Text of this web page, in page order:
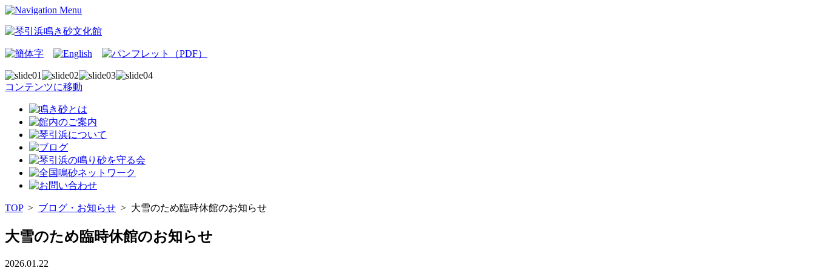
コンテンツに移動
TOP> ブログ・お知らせ > 大雪のため臨時休館のお知らせ
大雪のため臨時休館のお知らせ
2026.01.22